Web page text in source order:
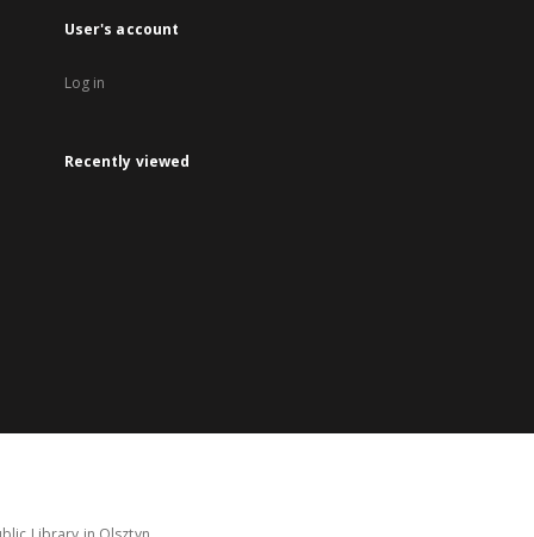
User's account
Log in
Recently viewed